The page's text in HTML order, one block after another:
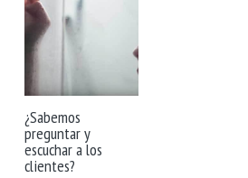
¿Sabemos
preguntar y
escuchar a los
clientes?